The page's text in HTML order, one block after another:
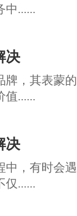
中......
决
牌，其表蒙
值......
决
，有时会
仅......